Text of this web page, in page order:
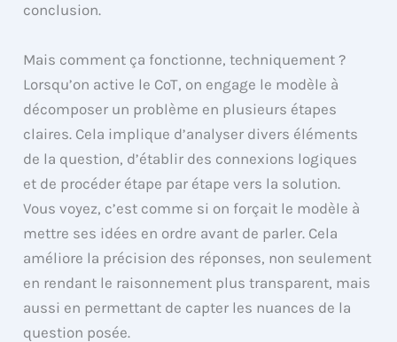
conclusion.
Mais comment ça fonctionne, techniquement ?
Lorsqu’on active le CoT, on engage le modèle à
décomposer un problème en plusieurs étapes
claires. Cela implique d’analyser divers éléments
de la question, d’établir des connexions logiques
et de procéder étape par étape vers la solution.
Vous voyez, c’est comme si on forçait le modèle à
mettre ses idées en ordre avant de parler. Cela
améliore la précision des réponses, non seulement
en rendant le raisonnement plus transparent, mais
aussi en permettant de capter les nuances de la
question posée.